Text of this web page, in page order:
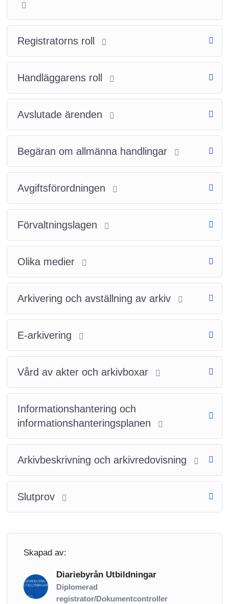
Registratorns roll
Handläggarens roll
Avslutade ärenden
Begäran om allmänna handlingar
Avgiftsförordningen
Förvaltningslagen
Olika medier
Arkivering och avställning av arkiv
E-arkivering
Vård av akter och arkivboxar
Informationshantering och
informationshanteringsplanen
Arkivbeskrivning och arkivredovisning
Slutprov
Skapad av:
Diariebyrån Utbildningar
Diplomerad
registrator/Dokumentcontroller